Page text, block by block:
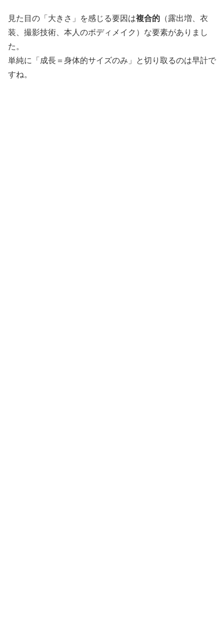
見た目の「大きさ」を感じる要因は複合的 （露出増、衣
装、撮影技術、本人のボディメイク）な要素がありまし
た。
単純に「成長＝身体的サイズのみ」と切り取るのは早計で
すね。